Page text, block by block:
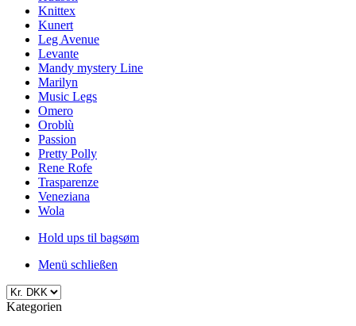
Knittex
Kunert
Leg Avenue
Levante
Mandy mystery Line
Marilyn
Music Legs
Omero
Oroblù
Passion
Pretty Polly
Rene Rofe
Trasparenze
Veneziana
Wola
Hold ups til bagsøm
Menü schließen
Kategorien